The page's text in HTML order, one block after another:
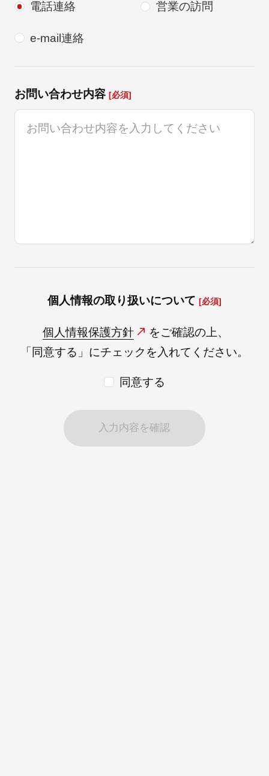
電話連絡 営業の訪問
e-mail連絡
お問い合わせ内容 [必須]
個人情報の取り扱いについて [必須]
個人情報保護方針
をご確認の上、
「同意する」にチェックを入れてください。
同意する
入力内容を確認